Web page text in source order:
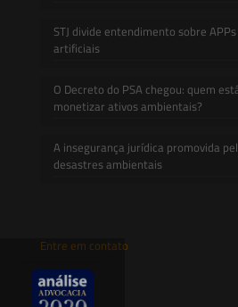
STJ divide entendimento sobre
artificiais
O Decreto do PSA chegou: quem
monetizar ativos ambientais?
A insegurança jurídica promovida
desastres ambientais
Entre em contato
contato@saesadvogados.com.br